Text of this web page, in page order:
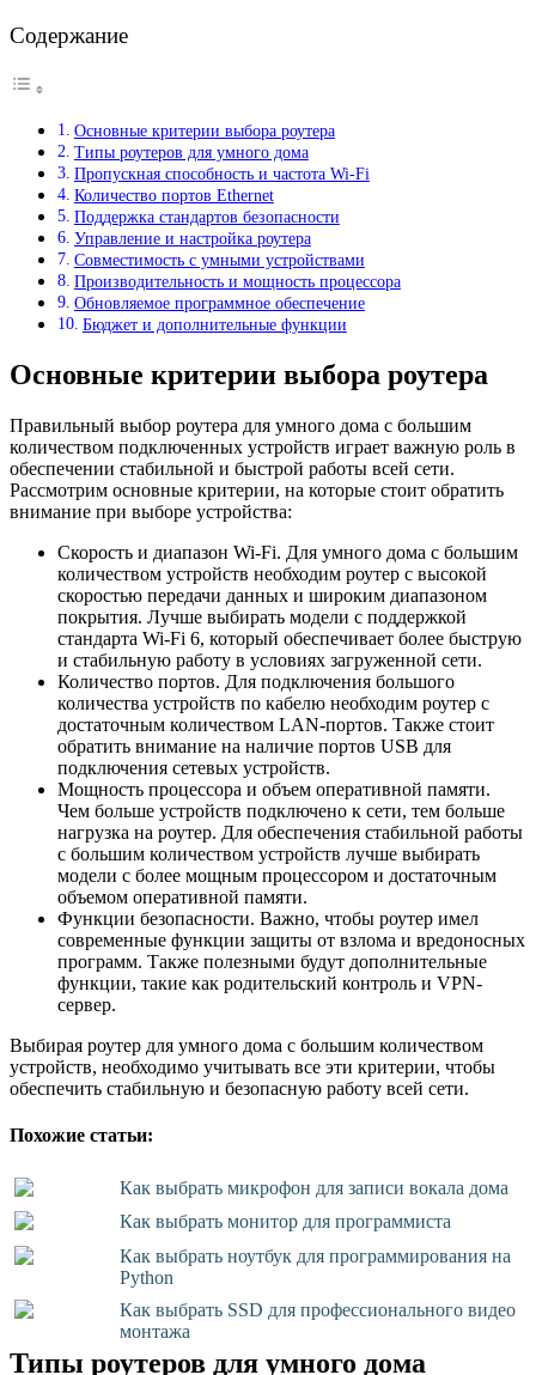
Содержание
Основные критерии выбора роутера
Типы роутеров для умного дома
Пропускная способность и частота Wi-Fi
Количество портов Ethernet
Поддержка стандартов безопасности
Управление и настройка роутера
Совместимость с умными устройствами
Производительность и мощность процессора
Обновляемое программное обеспечение
Бюджет и дополнительные функции
Основные критерии выбора роутера
Правильный выбор роутера для умного дома с большим
количеством подключенных устройств играет важную роль в
обеспечении стабильной и быстрой работы всей сети.
Рассмотрим основные критерии, на которые стоит обратить
внимание при выборе устройства:
Скорость и диапазон Wi-Fi. Для умного дома с большим
количеством устройств необходим роутер с высокой
скоростью передачи данных и широким диапазоном
покрытия. Лучше выбирать модели с поддержкой
стандарта Wi-Fi 6, который обеспечивает более быструю
и стабильную работу в условиях загруженной сети.
Количество портов. Для подключения большого
количества устройств по кабелю необходим роутер с
достаточным количеством LAN-портов. Также стоит
обратить внимание на наличие портов USB для
подключения сетевых устройств.
Мощность процессора и объем оперативной памяти.
Чем больше устройств подключено к сети, тем больше
нагрузка на роутер. Для обеспечения стабильной работы
с большим количеством устройств лучше выбирать
модели с более мощным процессором и достаточным
объемом оперативной памяти.
Функции безопасности. Важно, чтобы роутер имел
современные функции защиты от взлома и вредоносных
программ. Также полезными будут дополнительные
функции, такие как родительский контроль и VPN-
сервер.
Выбирая роутер для умного дома с большим количеством
устройств, необходимо учитывать все эти критерии, чтобы
обеспечить стабильную и безопасную работу всей сети.
Похожие статьи:
Как выбрать микрофон для записи вокала дома
Как выбрать монитор для программиста
Как выбрать ноутбук для программирования на
Python
Как выбрать SSD для профессионального видео
монтажа
Типы роутеров для умного дома